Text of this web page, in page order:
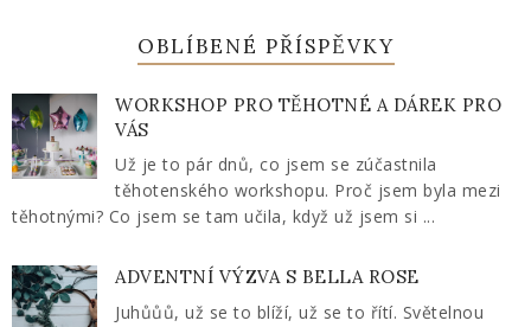
OBLÍBENÉ PŘÍSPĚVKY
WORKSHOP PRO TĚHOTNÉ A DÁREK PRO
VÁS
Už je to pár dnů, co jsem se zúčastnila
těhotenského workshopu. Proč jsem byla mezi
těhotnými? Co jsem se tam učila, když už jsem si ...
ADVENTNÍ VÝZVA S BELLA ROSE
Juhůůů, už se to blíží, už se to řítí. Světelnou